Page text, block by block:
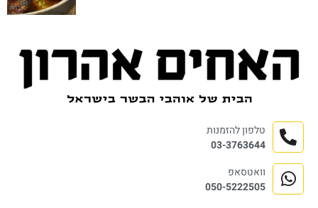
טלפון להזמנות
03-3763644
וואטסאפ
050-5222505